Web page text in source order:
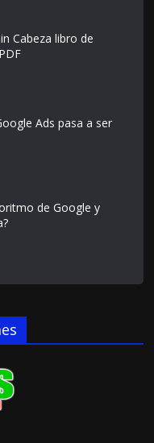
Cabeza libro de
Ads pasa a ser
de Google y